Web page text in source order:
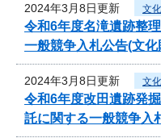
2024年3月8日更新 文
令和6年度名滝遺跡整
一般競争入札公告(文
2024年3月8日更新 文
令和6年度改田遺跡発
託に関する一般競争入